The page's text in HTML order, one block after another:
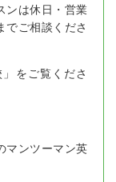
ンは休日・営業
でご相談くださ
をご覧くださ
マンツーマン英